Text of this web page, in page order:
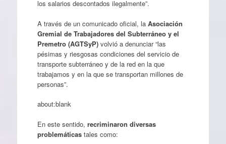
los salarios descontados ilegalmente”.
A través de un comunicado oficial, la Asociación
Gremial de Trabajadores del Subterráneo y el
Premetro (AGTSyP)volvió a denunciar “las
pésimas y riesgosas condiciones del servicio de
transporte subterráneo y de la red en la que
trabajamos y en la que se transportan millones de
personas”.
about:blank
En este sentido, recriminaron diversas
problemáticastales como: